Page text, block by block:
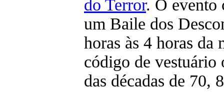
do Terror. O evento
um Baile dos
horas às 4 horas da
código de vestuário
das décadas de 70,